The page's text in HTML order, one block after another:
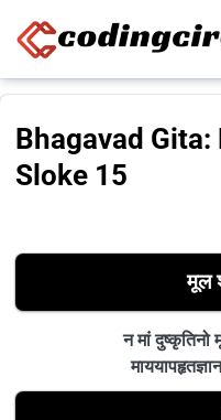
Bhagavad
Sloke 15
मूल
न मां दुष्कृतिनो